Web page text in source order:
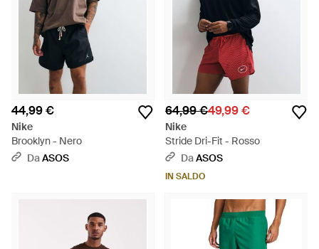
44,99 €
Nike
Brooklyn - Nero
DaASOS
64,99 €49,99 €
Nike
Stride Dri-Fit - Rosso
DaASOS
IN SALDO